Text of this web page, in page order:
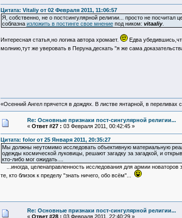
Цитата: Vitaliy от 02 Февраля 2011, 11:06:57
Я, собственно, не о постсингулярной религии... просто не
соблазна изложить в постинге свое мнениепод ником: vitaaliy.
Интересная статья,но логика автора хромает. Едва
молнию,тут же уверовать в Перуна,дескать "я же сама
«Осенний Ангел прячется в дождях. В листве янтарной, в переливах
Re: Основные признаки пост-сингулярной религии...
« Ответ #27 : 03 Февраля 2011, 00:42:45 »
Цитата: folor от 25 Января 2011, 20:35:27
Мы должны неутомимо исследовать объективную материальную
одежды космической луковицы, решают загадку за загадкой, и
кто-либо мог ожидать....
...иногда, целенаправленность исследования для армии
те, кто близок к пределу "знать ничего, обо всём"...
Re: Основные признаки пост-сингулярной религии...
« Ответ #28 : 03 Февраля 2011, 22:40:29 »